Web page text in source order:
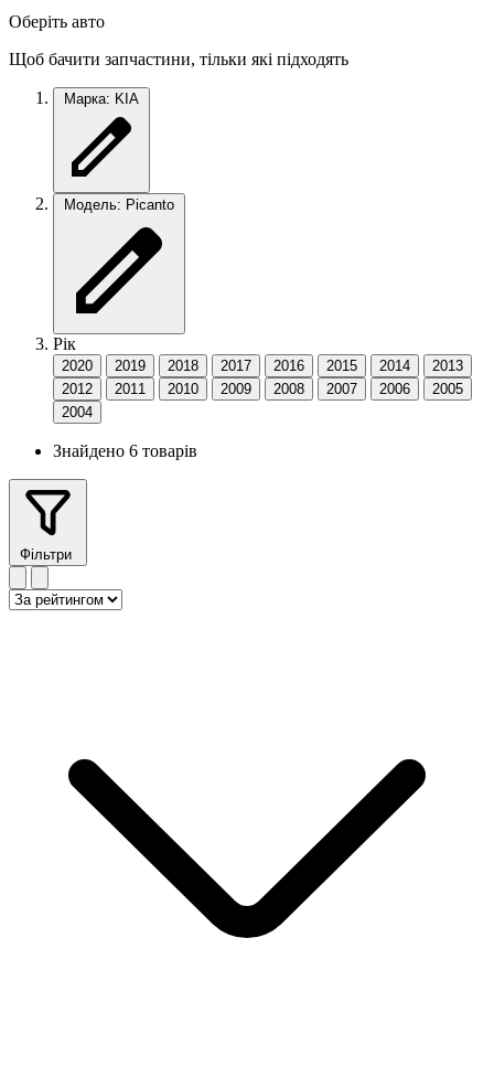
Оберіть авто
Щоб бачити запчастини, тільки які підходять
Марка: KIA
Модель: Picanto
Рік
2020 2019 2018 2017 2016 2015 2014
2013
2012
2011 2010 2009 2008 2007 2006
2005
2004
Знайдено 6 товарів
Фільтри